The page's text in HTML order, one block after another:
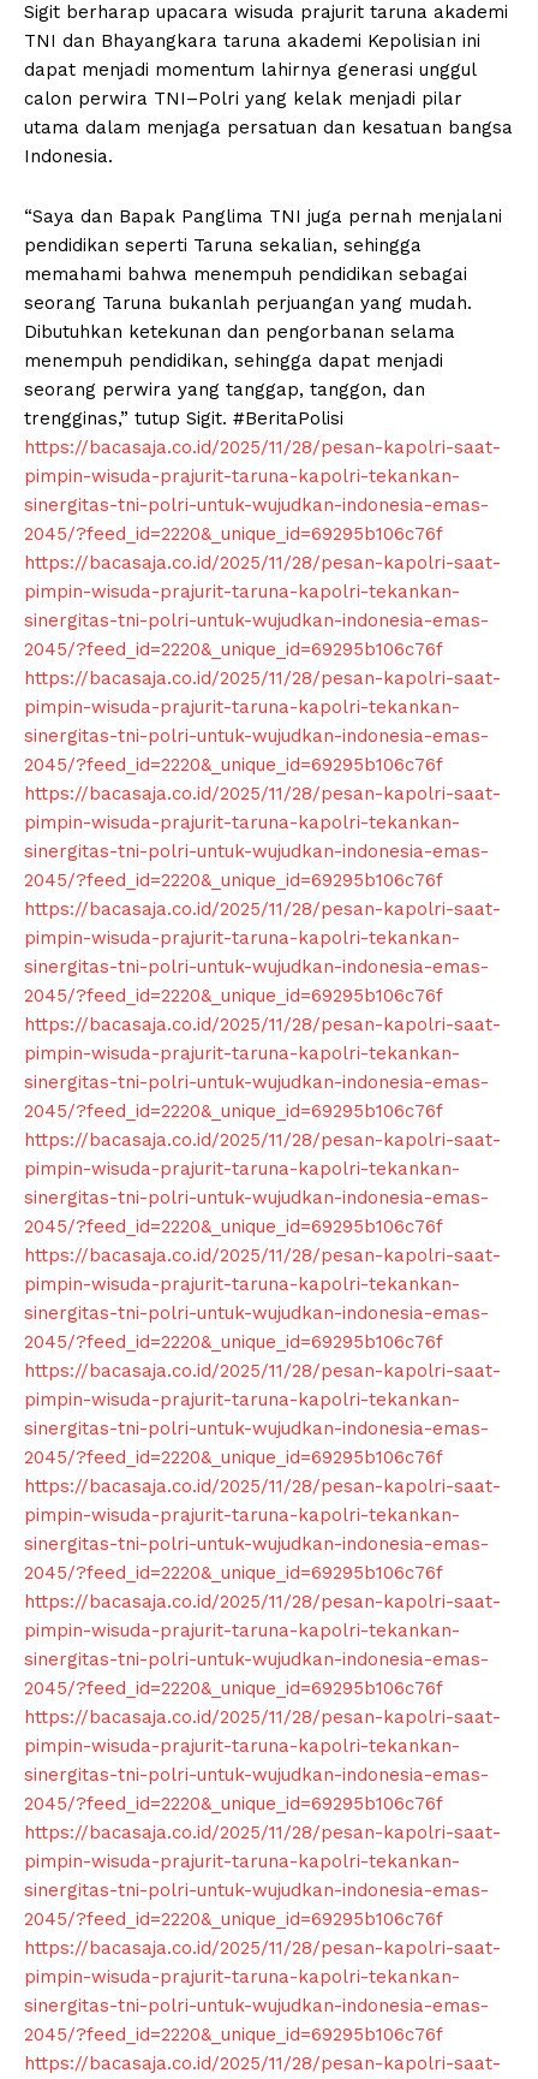
Sigit berharap upacara wisuda prajurit taruna akademi
TNI dan Bhayangkara taruna akademi Kepolisian ini
dapat menjadi momentum lahirnya generasi unggul
calon perwira TNI–Polri yang kelak menjadi pilar
utama dalam menjaga persatuan dan kesatuan bangsa
Indonesia.
“Saya dan Bapak Panglima TNI juga pernah menjalani
pendidikan seperti Taruna sekalian, sehingga
memahami bahwa menempuh pendidikan sebagai
seorang Taruna bukanlah perjuangan yang mudah.
Dibutuhkan ketekunan dan pengorbanan selama
menempuh pendidikan, sehingga dapat menjadi
seorang perwira yang tanggap, tanggon, dan
trengginas,” tutup Sigit. #BeritaPolisi
https://bacasaja.co.id/2025/11/28/pesan-kapolri-saat-
pimpin-wisuda-prajurit-taruna-kapolri-tekankan-
sinergitas-tni-polri-untuk-wujudkan-indonesia-emas-
2045/?feed_id=2220&_unique_id=69295b106c76f
https://bacasaja.co.id/2025/11/28/pesan-kapolri-saat-
pimpin-wisuda-prajurit-taruna-kapolri-tekankan-
sinergitas-tni-polri-untuk-wujudkan-indonesia-emas-
2045/?feed_id=2220&_unique_id=69295b106c76f
https://bacasaja.co.id/2025/11/28/pesan-kapolri-saat-
pimpin-wisuda-prajurit-taruna-kapolri-tekankan-
sinergitas-tni-polri-untuk-wujudkan-indonesia-emas-
2045/?feed_id=2220&_unique_id=69295b106c76f
https://bacasaja.co.id/2025/11/28/pesan-kapolri-saat-
pimpin-wisuda-prajurit-taruna-kapolri-tekankan-
sinergitas-tni-polri-untuk-wujudkan-indonesia-emas-
2045/?feed_id=2220&_unique_id=69295b106c76f
https://bacasaja.co.id/2025/11/28/pesan-kapolri-saat-
pimpin-wisuda-prajurit-taruna-kapolri-tekankan-
sinergitas-tni-polri-untuk-wujudkan-indonesia-emas-
2045/?feed_id=2220&_unique_id=69295b106c76f
https://bacasaja.co.id/2025/11/28/pesan-kapolri-saat-
pimpin-wisuda-prajurit-taruna-kapolri-tekankan-
sinergitas-tni-polri-untuk-wujudkan-indonesia-emas-
2045/?feed_id=2220&_unique_id=69295b106c76f
https://bacasaja.co.id/2025/11/28/pesan-kapolri-saat-
pimpin-wisuda-prajurit-taruna-kapolri-tekankan-
sinergitas-tni-polri-untuk-wujudkan-indonesia-emas-
2045/?feed_id=2220&_unique_id=69295b106c76f
https://bacasaja.co.id/2025/11/28/pesan-kapolri-saat-
pimpin-wisuda-prajurit-taruna-kapolri-tekankan-
sinergitas-tni-polri-untuk-wujudkan-indonesia-emas-
2045/?feed_id=2220&_unique_id=69295b106c76f
https://bacasaja.co.id/2025/11/28/pesan-kapolri-saat-
pimpin-wisuda-prajurit-taruna-kapolri-tekankan-
sinergitas-tni-polri-untuk-wujudkan-indonesia-emas-
2045/?feed_id=2220&_unique_id=69295b106c76f
https://bacasaja.co.id/2025/11/28/pesan-kapolri-saat-
pimpin-wisuda-prajurit-taruna-kapolri-tekankan-
sinergitas-tni-polri-untuk-wujudkan-indonesia-emas-
2045/?feed_id=2220&_unique_id=69295b106c76f
https://bacasaja.co.id/2025/11/28/pesan-kapolri-saat-
pimpin-wisuda-prajurit-taruna-kapolri-tekankan-
sinergitas-tni-polri-untuk-wujudkan-indonesia-emas-
2045/?feed_id=2220&_unique_id=69295b106c76f
https://bacasaja.co.id/2025/11/28/pesan-kapolri-saat-
pimpin-wisuda-prajurit-taruna-kapolri-tekankan-
sinergitas-tni-polri-untuk-wujudkan-indonesia-emas-
2045/?feed_id=2220&_unique_id=69295b106c76f
https://bacasaja.co.id/2025/11/28/pesan-kapolri-saat-
pimpin-wisuda-prajurit-taruna-kapolri-tekankan-
sinergitas-tni-polri-untuk-wujudkan-indonesia-emas-
2045/?feed_id=2220&_unique_id=69295b106c76f
https://bacasaja.co.id/2025/11/28/pesan-kapolri-saat-
pimpin-wisuda-prajurit-taruna-kapolri-tekankan-
sinergitas-tni-polri-untuk-wujudkan-indonesia-emas-
2045/?feed_id=2220&_unique_id=69295b106c76f
https://bacasaja.co.id/2025/11/28/pesan-kapolri-saat-